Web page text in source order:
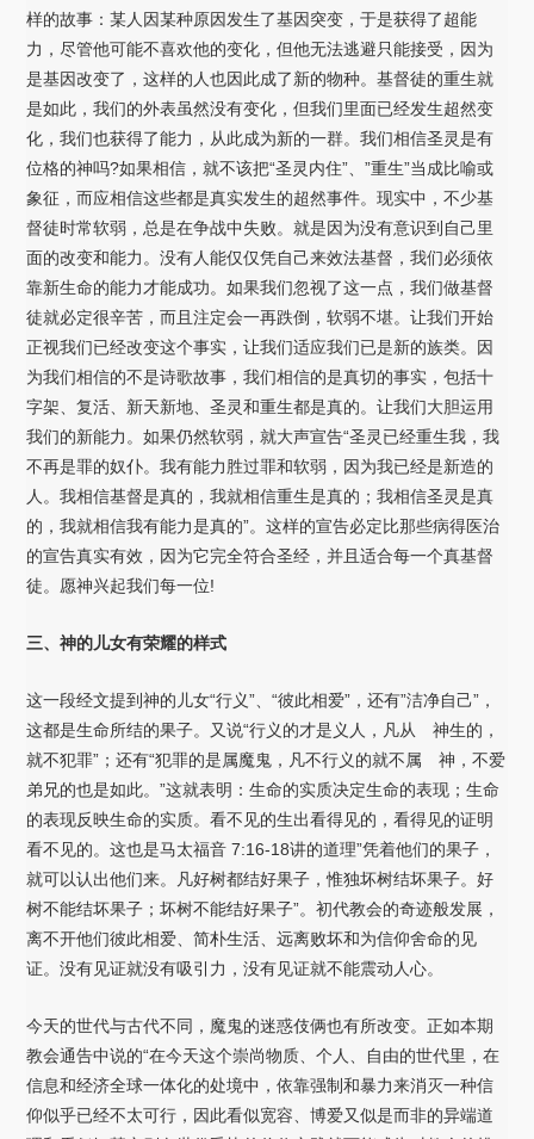
样的故事：某人因某种原因发生了基因突变，于是获得了超能
力，尽管他可能不喜欢他的变化，但他无法逃避只能接受，因为
是基因改变了，这样的人也因此成了新的物种。基督徒的重生就
是如此，我们的外表虽然没有变化，但我们里面已经发生超然变
化，我们也获得了能力，从此成为新的一群。我们相信圣灵是有
位格的神吗?如果相信，就不该把“圣灵内住”、”重生”当成比喻或
象征，而应相信这些都是真实发生的超然事件。现实中，不少基
督徒时常软弱，总是在争战中失败。就是因为没有意识到自己里
面的改变和能力。没有人能仅仅凭自己来效法基督，我们必须依
靠新生命的能力才能成功。如果我们忽视了这一点，我们做基督
徒就必定很辛苦，而且注定会一再跌倒，软弱不堪。让我们开始
正视我们已经改变这个事实，让我们适应我们已是新的族类。因
为我们相信的不是诗歌故事，我们相信的是真切的事实，包括十
字架、复活、新天新地、圣灵和重生都是真的。让我们大胆运用
我们的新能力。如果仍然软弱，就大声宣告“圣灵已经重生我，我
不再是罪的奴仆。我有能力胜过罪和软弱，因为我已经是新造的
人。我相信基督是真的，我就相信重生是真的；我相信圣灵是真
的，我就相信我有能力是真的”。这样的宣告必定比那些病得医治
的宣告真实有效，因为它完全符合圣经，并且适合每一个真基督
徒。愿神兴起我们每一位!
三、神的儿女有荣耀的样式
这一段经文提到神的儿女“行义”、“彼此相爱”，还有”洁净自己”，
这都是生命所结的果子。又说“行义的才是义人，凡从 神生的，
就不犯罪”；还有“犯罪的是属魔鬼，凡不行义的就不属 神，不爱
弟兄的也是如此。”这就表明：生命的实质决定生命的表现；生命
的表现反映生命的实质。看不见的生出看得见的，看得见的证明
看不见的。这也是马太福音 7:16-18讲的道理”凭着他们的果子，
就可以认出他们来。凡好树都结好果子，惟独坏树结坏果子。好
树不能结坏果子；坏树不能结好果子”。初代教会的奇迹般发展，
离不开他们彼此相爱、简朴生活、远离败坏和为信仰舍命的见
证。没有见证就没有吸引力，没有见证就不能震动人心。
今天的世代与古代不同，魔鬼的迷惑伎俩也有所改变。正如本期
教会通告中说的“在今天这个崇尚物质、个人、自由的世代里，在
信息和经济全球一体化的处境中，依靠强制和暴力来消灭一种信
仰似乎已经不太可行，因此看似宽容、博爱又似是而非的异端道